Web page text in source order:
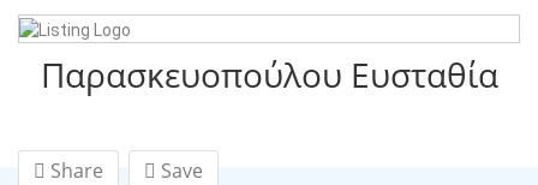
Παρασκευοπούλου Ευσταθία
Share Save